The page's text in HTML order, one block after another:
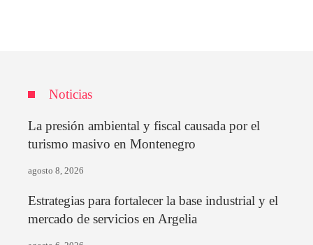
Noticias
La presión ambiental y fiscal causada por el
turismo masivo en Montenegro
agosto 8, 2026
Estrategias para fortalecer la base industrial y el
mercado de servicios en Argelia